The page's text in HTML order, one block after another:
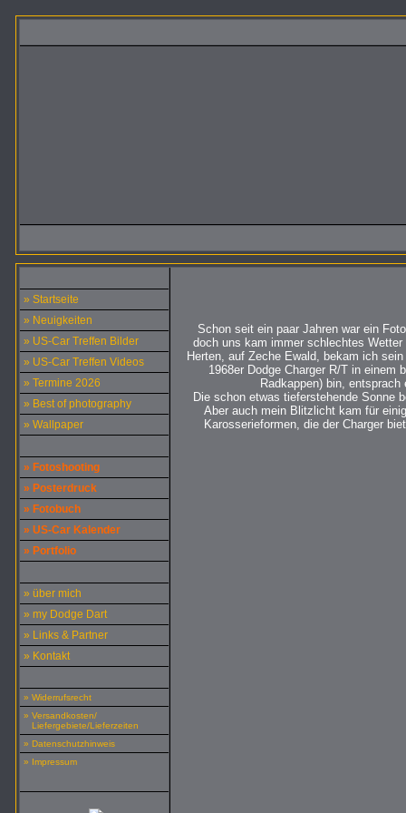
» Startseite
» Neuigkeiten
» US-Car Treffen Bilder
» US-Car Treffen Videos
» Termine 2026
» Best of photography
» Wallpaper
» Fotoshooting
» Posterdruck
» Fotobuch
» US-Car Kalender
» Portfolio
» über mich
» my Dodge Dart
» Links & Partner
» Kontakt
» Widerrufsrecht
» Versandkosten/
Liefergebiete/Lieferzeiten
» Datenschutzhinweis
» Impressum
Schon seit ein paar Jahren war ein
doch uns kam immer schlechtes
Herten, auf Zeche Ewald, bekam ich
1968er Dodge Charger R/T in einem
Radkappen) bin,
Die schon etwas tieferstehende Sonne
Aber auch mein Blitzlicht kam für
Karosserieformen, die der Charger